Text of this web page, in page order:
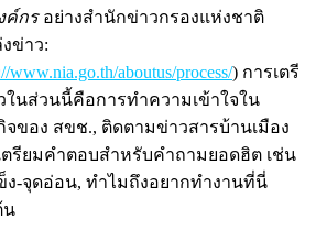
ค์กรอย่างสำนักข่าวกรองแห่งชาติ
ข่าว:
www.nia.go.th/aboutus/process/) การเตรี
ในส่วนนี้คือการทำความเข้าใจใน
จของ สขช., ติดตามข่าวสารบ้านเมือง
ตรียมคำตอบสำหรับคำถามยอดฮิต เช่น
ง-จุดอ่อน, ทำไมถึงอยากทำงานที่นี่
น